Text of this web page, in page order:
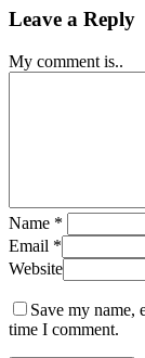
Leave a Reply
My comment is..
Name *
Email *
Website
Save my name,
time I comment.